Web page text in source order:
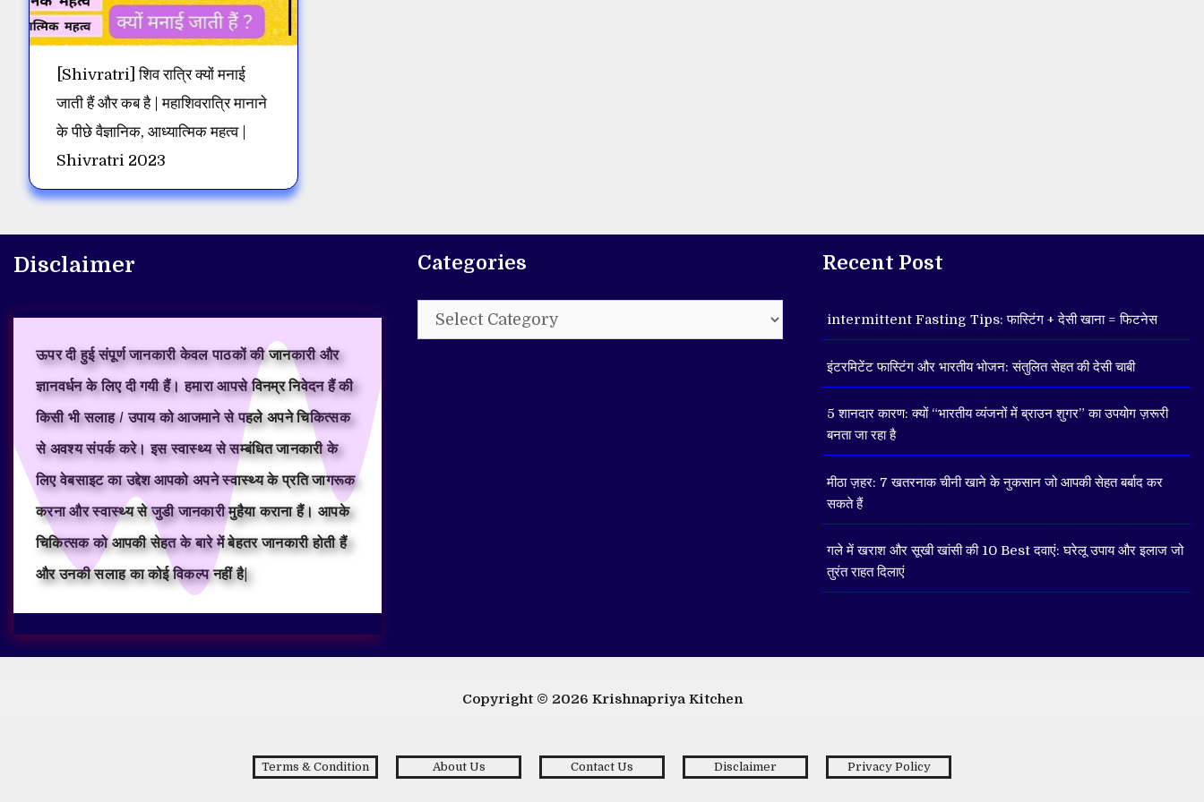
[Shivratri] शिव रात्रि क्यों मनाई
जाती हैं और कब है | महाशिवरात्रि मानाने
के पीछे वैज्ञानिक, आध्यात्मिक महत्व |
Shivratri 2023
Disclaimer
ऊपर दी हुई संपूर्ण जानकारी केवल पाठकों की जानकारी और
ज्ञानवर्धन के लिए दी गयी हैं। हमारा आपसे विनम्र निवेदन हैं की
किसी भी सलाह / उपाय को आजमाने से पहले अपने चिकित्सक
से अवश्य संपर्क करे। इस स्वास्थ्य से सम्बंधित जानकारी के
लिए वेबसाइट का उद्देश आपको अपने स्वास्थ्य के प्रति जागरूक
करना और स्वास्थ्य से जुडी जानकारी मुहैया कराना हैं। आपके
चिकित्सक को आपकी सेहत के बारे में बेहतर जानकारी होती हैं
और उनकी सलाह का कोई विकल्प नहीं है|
Categories
Categories
Recent Post
intermittent Fasting Tips: फास्टिंग + देसी खाना = फिटनेस
इंटरमिटेंट फास्टिंग और भारतीय भोजन: संतुलित सेहत की देसी चाबी
5 शानदार कारण: क्यों “भारतीय व्यंजनों में ब्राउन शुगर” का उपयोग ज़रूरी
बनता जा रहा है
मीठा ज़हर: 7 खतरनाक चीनी खाने के नुकसान जो आपकी सेहत बर्बाद कर
सकते हैं
गले में खराश और सूखी खांसी की 10 Best दवाएं: घरेलू उपाय और इलाज जो
तुरंत राहत दिलाएं
Copyright © 2026 Krishnapriya Kitchen
Terms & Condition About Us Contact Us Disclaimer Privacy Policy